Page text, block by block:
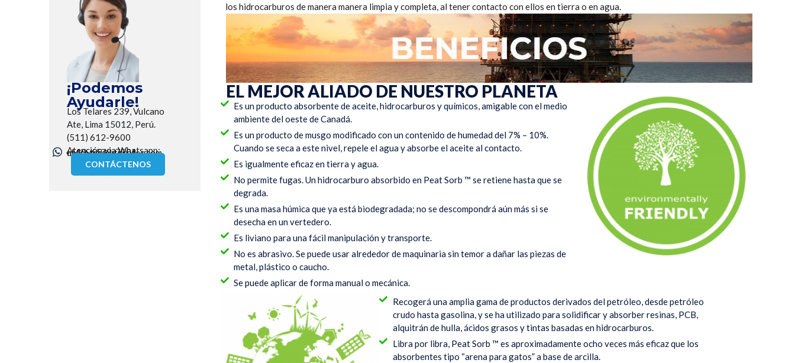
¡Podemos
Ayudarle!
Los Telares 239, Vulcano
Ate, Lima 15012, Perú.
(511) 612-9600
Atención via Whatsapp:
+519-6579-7901
utecotec@utecotec.com
CONTÁCTENOS
los hidrocarburos de manera manera limpia y completa, al tener contacto con ellos en tierra o en agua.
EL MEJOR ALIADO DE NUESTRO PLANETA
Es un producto absorbente de aceite, hidrocarburos y químicos, amigable con el medio
ambiente del oeste de Canadá.
Es un producto de musgo modificado con un contenido de humedad del 7% – 10%.
Cuando se seca a este nivel, repele el agua y absorbe el aceite al contacto.
Es igualmente eficaz en tierra y agua.
No permite fugas. Un hidrocarburo absorbido en Peat Sorb ™ se retiene hasta que se
degrada.
Es una masa húmica que ya está biodegradada; no se descompondrá aún más si se
desecha en un vertedero.
Es liviano para una fácil manipulación y transporte.
No es abrasivo. Se puede usar alrededor de maquinaria sin temor a dañar las piezas de
metal, plástico o caucho.
Se puede aplicar de forma manual o mecánica.
Recogerá una amplia gama de productos derivados del petróleo, desde petróleo
crudo hasta gasolina, y se ha utilizado para solidificar y absorber resinas, PCB,
alquitrán de hulla, ácidos grasos y tintas basadas en hidrocarburos.
Libra por libra, Peat Sorb ™ es aproximadamente ocho veces más eficaz que los
absorbentes tipo “arena para gatos” a base de arcilla.